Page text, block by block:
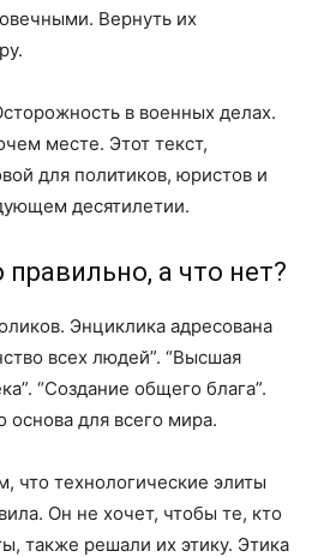
Вернуть их
в военных делах.
месте. Этот текст,
для политиков, юристов и
десятилетии.
правильно, а что нет?
Энциклика адресована
всех людей”. “Высшая
“Создание общего блага”.
основа для всего мира.
что технологические элиты
Он не хочет, чтобы те, кто
также решали их этику. Этика